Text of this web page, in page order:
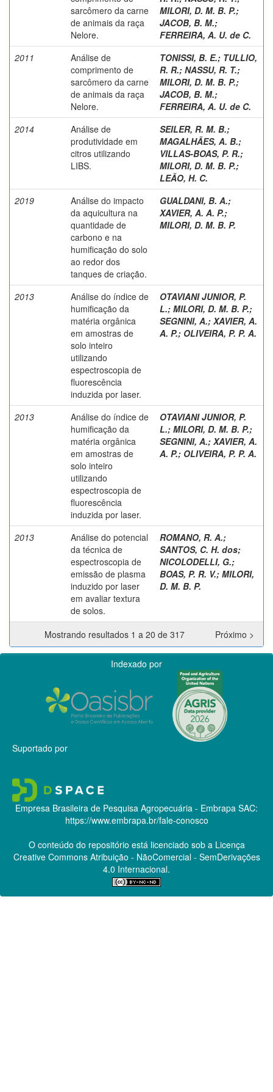
sarcômero da carne
de animais da raça
Nelore.
MILORI, D. M. B. P.;
JACOB, B. M.;
FERREIRA, A. U. de C.
2011
Análise de
comprimento de
sarcômero da carne
de animais da raça
Nelore.
TONISSI, B. E.; TULLIO,
R. R.; NASSU, R. T.;
MILORI, D. M. B. P.;
JACOB, B. M.;
FERREIRA, A. U. de C.
2014
Análise de
produtividade em
citros utilizando
LIBS.
SEILER, R. M. B.;
MAGALHÃES, A. B.;
VILLAS-BOAS, P. R.;
MILORI, D. M. B. P.;
LEÃO, H. C.
2019
Análise do impacto
da aquicultura na
quantidade de
carbono e na
humificação do solo
ao redor dos
tanques de criação.
GUALDANI, B. A.;
XAVIER, A. A. P.;
MILORI, D. M. B. P.
2013
Análise do índice de
humificação da
matéria orgânica
em amostras de
solo inteiro
utilizando
espectroscopia de
fluorescência
induzida por laser.
OTAVIANI JUNIOR, P.
L.; MILORI, D. M. B. P.;
SEGNINI, A.; XAVIER, A.
A. P.; OLIVEIRA, P. P. A.
2013
Análise do índice de
humificação da
matéria orgânica
em amostras de
solo inteiro
utilizando
espectroscopia de
fluorescência
induzida por laser.
OTAVIANI JUNIOR, P.
L.; MILORI, D. M. B. P.;
SEGNINI, A.; XAVIER, A.
A. P.; OLIVEIRA, P. P. A.
2013
Análise do potencial
da técnica de
espectroscopia de
emissão de plasma
induzido por laser
em avaliar textura
de solos.
ROMANO, R. A.;
SANTOS, C. H. dos;
NICOLODELLI, G.;
BOAS, P. R. V.; MILORI,
D. M. B. P.
Mostrando resultados 1 a 20 de 317 Próximo >
Indexado por
Suportado por
Empresa Brasileira de Pesquisa Agropecuária - Embrapa SAC:
https://www.embrapa.br/fale-conosco
O conteúdo do repositório está licenciado sob a Licença
Creative CommonsAtribuição - NãoComercial - SemDerivações
4.0 Internacional.